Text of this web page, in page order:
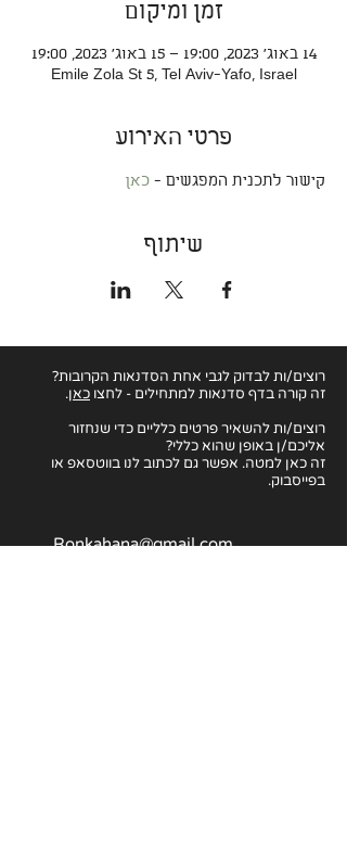
זמן ומיקום
14 באוג׳ 2023, 19:00 – 15 באוג׳ 2023, 19:00
Emile Zola St 5, Tel Aviv-Yafo, Israel
פרטי האירוע
קישור לתכנית המפגשים - כאן
שיתוף
רוצים/ות לבדוק לגבי אחת הסדנאות הקרובות?
זה קורה בדף סדנאות למתחילים - לחצו כאן.
רוצים/ות להשאיר פרטים כלליים כדי שנחזור
אליכם/ן באופן שהוא כללי?
זה כאן למטה. אפשר גם לכתוב לנו בווטסאפ או
בפייסבוק.
Ronkahana@gmail.com